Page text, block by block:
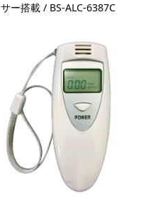
サー搭載 / BS-ALC-6387C